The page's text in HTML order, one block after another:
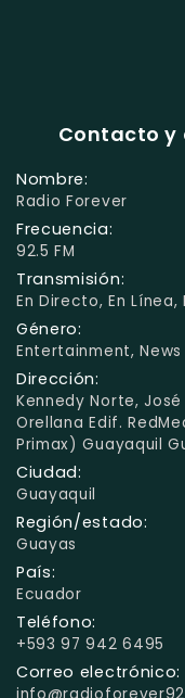
Contacto y
Nombre:
Radio Forever
Frecuencia:
92.5 FM
Transmisión:
En Directo, En
Género:
Entertainment, News
Dirección:
Kennedy Norte,
Orellana Edif.
Primax) Guayaquil
Ciudad:
Guayaquil
Región/estado:
Guayas
País:
Ecuador
Teléfono:
+593 97 942 6495
Correo electrónico: